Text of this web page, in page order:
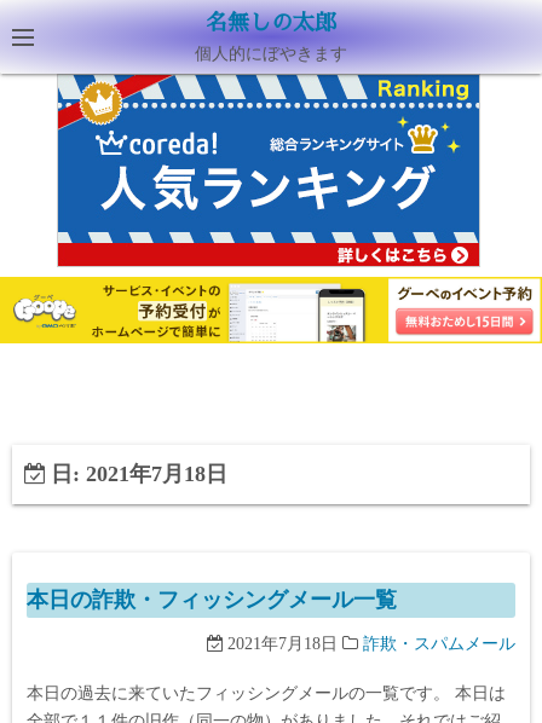
名無しの太郎
個人的にぼやきます
日: 2021年7月18日
本日の詐欺・フィッシングメール一覧
2021年7月18日 詐欺・スパムメール
本日の過去に来ていたフィッシングメールの一覧です。 本日は